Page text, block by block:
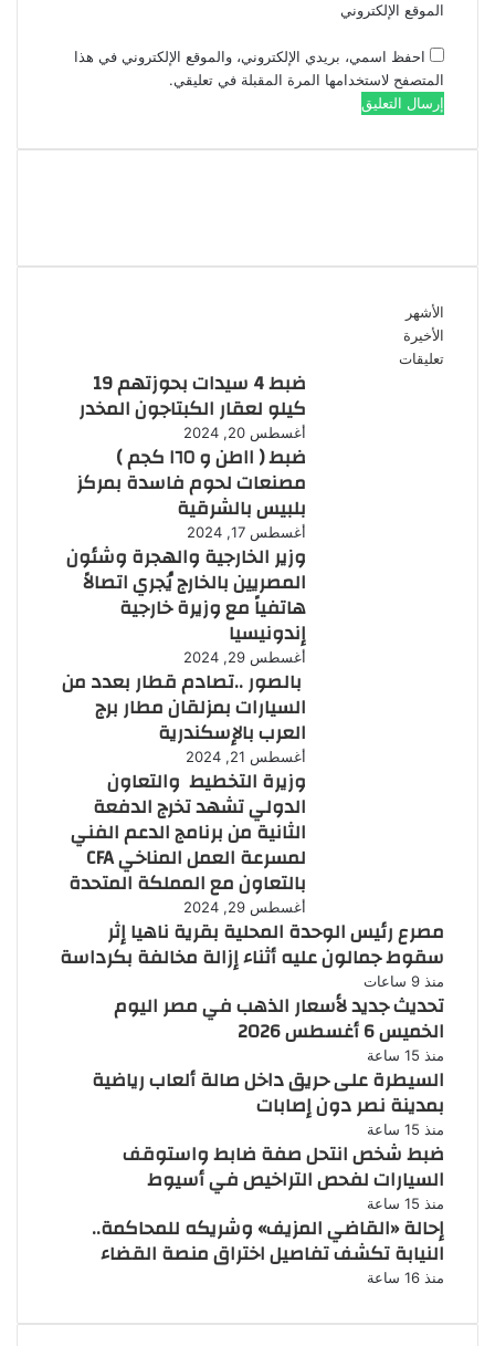
الموقع الإلكتروني
احفظ اسمي، بريدي الإلكتروني، والموقع الإلكتروني في هذا
المتصفح لاستخدامها المرة المقبلة في تعليقي.
الأشهر
الأخيرة
تعليقات
ضبط 4 سيدات بحوزتهم 19
كيلو لعقار الكبتاجون المخدر
أغسطس 20, 2024
ضبط ( ١١طن و ١٦٥ كجم )
مصنعات لحوم فاسدة بمركز
بلبيس بالشرقية
أغسطس 17, 2024
وزير الخارجية والهجرة وشئون
المصريين بالخارج يُجري اتصالاً
هاتفياً مع وزيرة خارجية
إندونيسيا
أغسطس 29, 2024
بالصور ..تصادم قطار بعدد من
السيارات بمزلقان مطار برج
العرب بالإسكندرية
أغسطس 21, 2024
وزيرة التخطيط والتعاون
الدولي تشهد تخرج الدفعة
الثانية من برنامج الدعم الفني
لمسرعة العمل المناخي CFA
بالتعاون مع المملكة المتحدة
أغسطس 29, 2024
مصرع رئيس الوحدة المحلية بقرية ناهيا إثر
سقوط جمالون عليه أثناء إزالة مخالفة بكرداسة
منذ 9 ساعات
تحديث جديد لأسعار الذهب في مصر اليوم
الخميس 6 أغسطس 2026
منذ 15 ساعة
السيطرة على حريق داخل صالة ألعاب رياضية
بمدينة نصر دون إصابات
منذ 15 ساعة
ضبط شخص انتحل صفة ضابط واستوقف
السيارات لفحص التراخيص في أسيوط
منذ 15 ساعة
إحالة «القاضي المزيف» وشريكه للمحاكمة..
النيابة تكشف تفاصيل اختراق منصة القضاء
منذ 16 ساعة